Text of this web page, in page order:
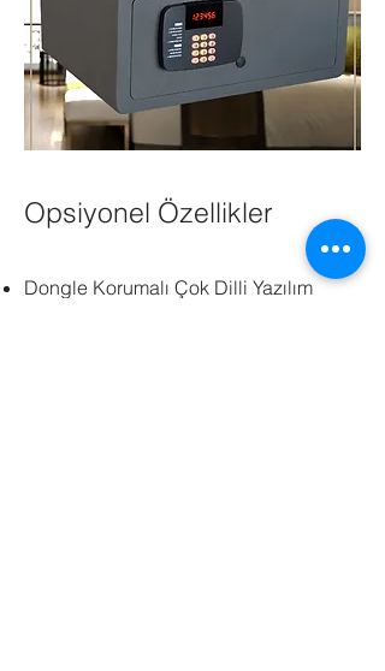
Opsiyonel Özellikler
Dongle Korumalı Çok Dilli Yazılım